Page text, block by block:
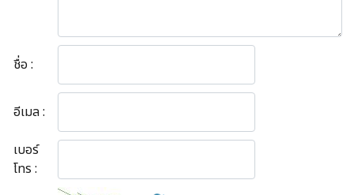
ชื่อ :
อีเมล :
เบอร์
โทร :